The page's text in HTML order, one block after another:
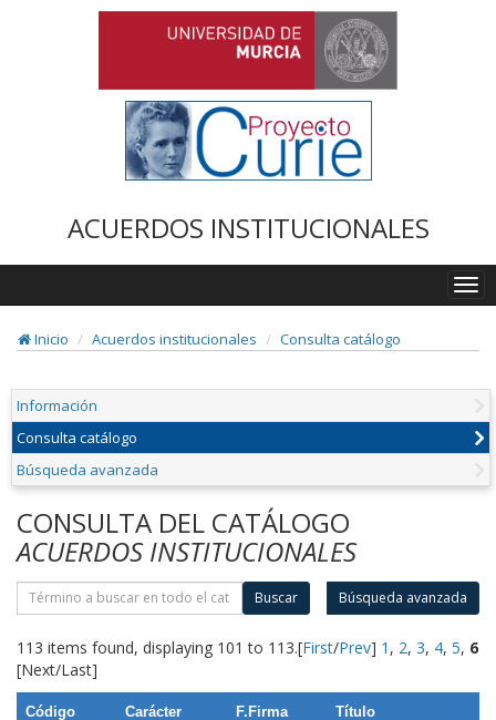
ACUERDOS INSTITUCIONALES
Inicio
Acuerdos institucionales Consulta catálogo
Información
Consulta catálogo
Búsqueda avanzada
CONSULTA DEL CATÁLOGO
ACUERDOS INSTITUCIONALES
Buscar Búsqueda avanzada
113 items found, displaying 101 to 113.[First/Prev] 1 , 2, 3, 4, 5, 6
[Next/Last]
Código Carácter F.Firma Título